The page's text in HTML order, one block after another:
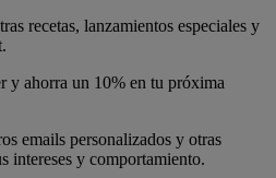
recetas, lanzamientos especiales y
y ahorra un 10% en tu próxima
emails personalizados y otras
intereses y comportamiento.